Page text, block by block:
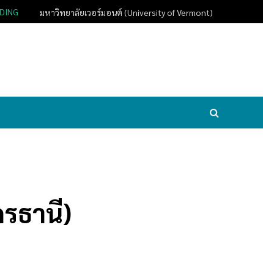
มหาวิทยาลัยเวอร์มอนต์ (University of Vermont)
ธานี)